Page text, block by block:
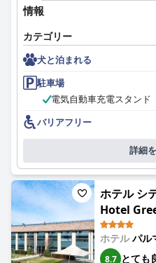
最後に、ベストウェスタン プラ
は、その快適さと品質で称賛さ
論のレビューにもかかわらず、
な夜を保証しています。
要約すると、パルマのベストウ
ーゼは、その戦略的なロケーシ
ョン、清潔で広々とした客室、
家族向けのアメニティで高く評
組み合わせにより、幅広い旅行
となっています。
Wi-Fiの体験は、接続の問題を指
らつきがありますが、全体的な
高く評価されており、無料で安
Piumaviola Beds & Apartments
システム、エレベーターによ
あるゲストへの対応など、アク
行者にとって、高く評価されて
ロマンチックな雰囲気、考え抜
して豪華なアメニティは、カッ
っています。さらに、ペットフ
連れのゲストも、多少高額なペ
快適に過ごせます。
要するに、Piumaviola Beds &
ン、素晴らしい朝食、広々とし
フ、快適なベッド、豪華なバス
情報
カテゴリー
犬と泊まれる
駐車場
電気自動車充電スタンド
バリアフリー
詳細
ホテル シ
Hotel
ホテルパル
8.7 とても